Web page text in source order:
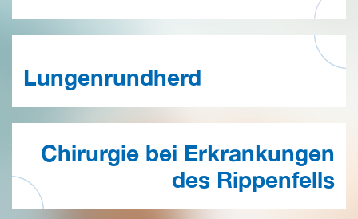
Lungenrundherd
Chirurgie bei Erkrankungen
des Rippenfells